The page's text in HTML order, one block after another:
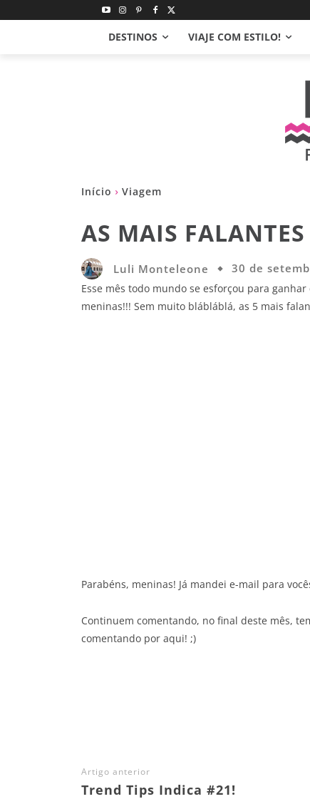
DESTINOS VIAJE COM ESTILO!
Início Viagem
AS MAIS
Luli Monteleone 30 de
Esse mês todo mundo se esforçou para
meninas!!! Sem muito blábláblá, as 5 mais
Parabéns, meninas! Já mandei e-mail para
Continuem comentando, no final deste mês,
comentando por aqui! ;)
Artigo anterior
Trend Tips Indica #21!